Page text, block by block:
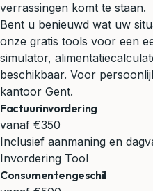
verrassingen komt te staan.
Bent u benieuwd wat uw
onze gratis tools voor een
simulator,
beschikbaar. Voor
kantoor Gent.
Factuurinvordering
vanaf €350
Inclusief aanmaning en
Invordering Tool
Consumentengeschil